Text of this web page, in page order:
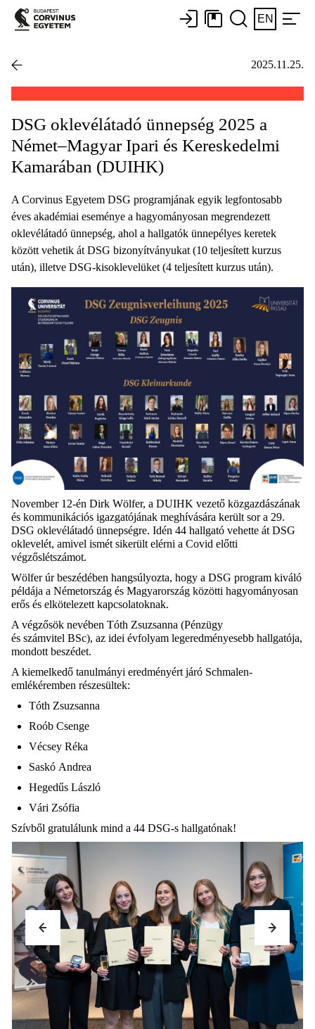
EN
2025.11.25.
DSG oklevélátadó ünnepség 2025 a
Német–Magyar Ipari és Kereskedelmi
Kamarában (DUIHK)
A Corvinus Egyetem DSG programjának egyik legfontosabb
éves akadémiai eseménye a hagyományosan megrendezett
oklevélátadó ünnepség, ahol a hallgatók ünnepélyes keretek
között vehetik át DSG bizonyítványukat (10 teljesített kurzus
után), illetve DSG-kisoklevelüket (4 teljesített kurzus után).
November 12-én Dirk Wölfer, a DUIHK vezető közgazdászának
és kommunikációs igazgatójának meghívására került sor a 29.
DSG oklevélátadó ünnepségre. Idén 44 hallgató vehette át DSG
oklevelét, amivel ismét sikerült elérni a Covid előtti
végzőslétszámot.
Wölfer úr beszédében hangsúlyozta, hogy a DSG program kiváló
példája a Németország és Magyarország közötti hagyományosan
erős és elkötelezett kapcsolatoknak.
A végzősök nevében Tóth Zsuzsanna (Pénzügy
és számvitel BSc), az idei évfolyam legeredményesebb hallgatója,
mondott beszédet.
A kiemelkedő tanulmányi eredményért járó Schmalen-
emlékéremben részesültek:
Tóth Zsuzsanna
Roób Csenge
Vécsey Réka
Saskó Andrea
Hegedűs László
Vári Zsófia
Szívből gratulálunk mind a 44 DSG-s hallgatónak!